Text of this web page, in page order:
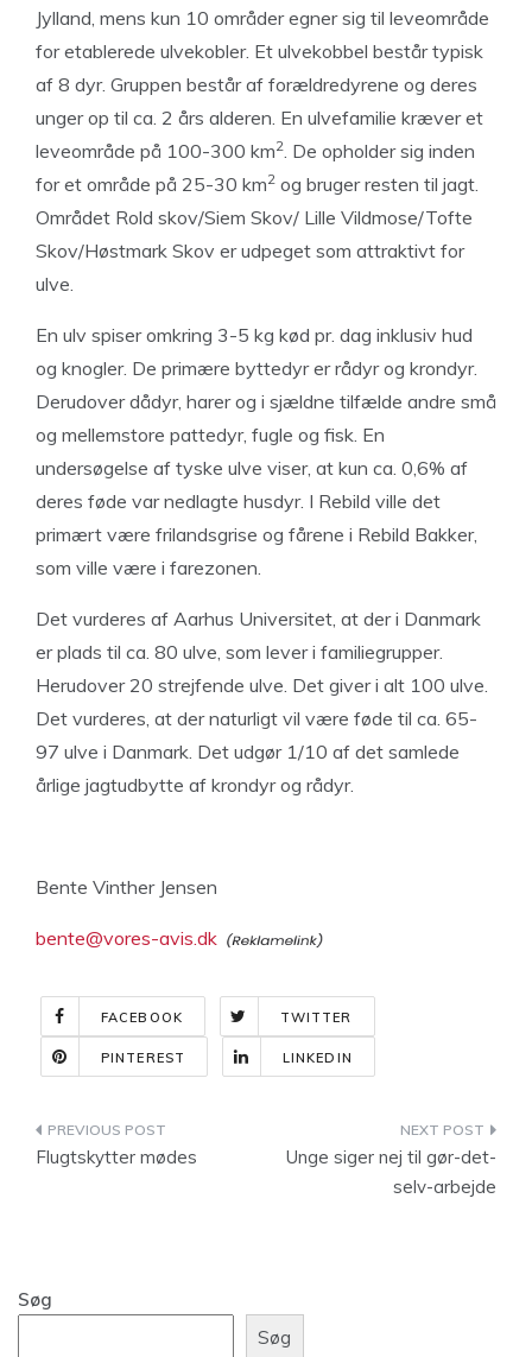
Jylland, mens kun 10 områder egner sig til leveområde
for etablerede ulvekobler. Et ulvekobbel består typisk
af 8 dyr. Gruppen består af forældredyrene og deres
unger op til ca. 2 års alderen. En ulvefamilie kræver et
leveområde på 100-300 km2. De opholder sig inden
for et område på 25-30 km2 og bruger resten til jagt.
Området Rold skov/Siem Skov/ Lille Vildmose/Tofte
Skov/Høstmark Skov er udpeget som attraktivt for
ulve.
En ulv spiser omkring 3-5 kg kød pr. dag inklusiv hud
og knogler. De primære byttedyr er rådyr og krondyr.
Derudover dådyr, harer og i sjældne tilfælde andre små
og mellemstore pattedyr, fugle og fisk. En
undersøgelse af tyske ulve viser, at kun ca. 0,6% af
deres føde var nedlagte husdyr. I Rebild ville det
primært være frilandsgrise og fårene i Rebild Bakker,
som ville være i farezonen.
Det vurderes af Aarhus Universitet, at der i Danmark
er plads til ca. 80 ulve, som lever i familiegrupper.
Herudover 20 strejfende ulve. Det giver i alt 100 ulve.
Det vurderes, at der naturligt vil være føde til ca. 65-
97 ulve i Danmark. Det udgør 1/10 af det samlede
årlige jagtudbytte af krondyr og rådyr.
Bente Vinther Jensen
bente@vores-avis.dk
FACEBOOK TWITTER
PINTEREST LINKEDIN
Indlægsnavigation
Flugtskytter mødes
Unge siger nej til gør-det-
selv-arbejde
Søg
Søg